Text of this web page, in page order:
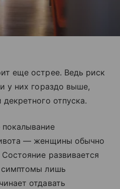
еще острее. Ведь риск
у них гораздо выше,
отпуска.
— женщины обычно
развивается
симптомы лишь
отдавать